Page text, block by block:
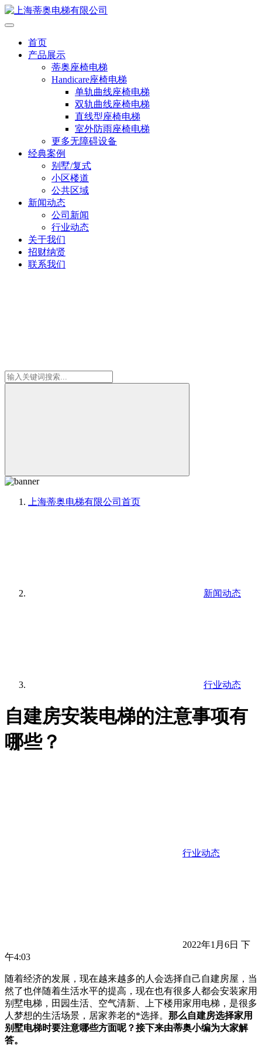
首页
产品展示
蒂奥座椅电梯
Handicare座椅电梯
单轨曲线座椅电梯
双轨曲线座椅电梯
直线型座椅电梯
室外防雨座椅电梯
更多无障碍设备
经典案例
别墅/复式
小区楼道
公共区域
新闻动态
公司新闻
行业动态
关于我们
招财纳贤
联系我们
上海蒂奥电梯有限公司 首页
新闻动态
行业动态
自建房安装电梯的注意事项有
哪些？
行业动态
2022年1月6日 下
午4:03
随着经济的发展，现在越来越多的人会选择自己自建房屋，当
然了也伴随着生活水平的提高，现在也有很多人都会安装家用
别墅电梯，田园生活、空气清新、上下楼用家用电梯，是很多
人梦想的生活场景，居家养老的*选择。 那么自建房选择家用
别墅电梯时要注意哪些方面呢？接下来由蒂奥小编为大家解
答。